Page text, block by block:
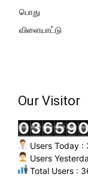
பொது
விளையாட்டு
Our Visitor
Users Today :
Users
Total Users :